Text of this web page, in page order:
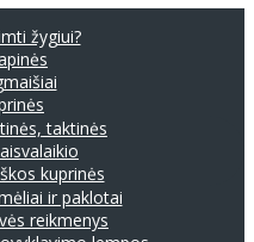
žygiui?
taktinės
kuprinės
ir paklotai
reikmenys